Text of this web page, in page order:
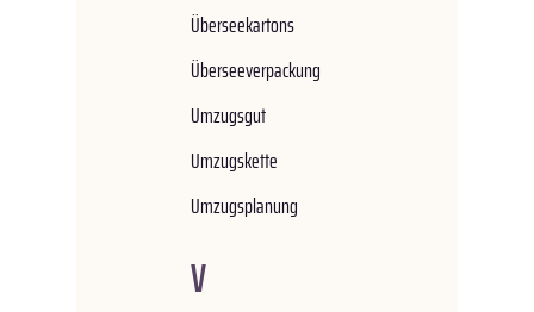
Überseekartons
Überseeverpackung
Umzugsgut
Umzugskette
Umzugsplanung
V